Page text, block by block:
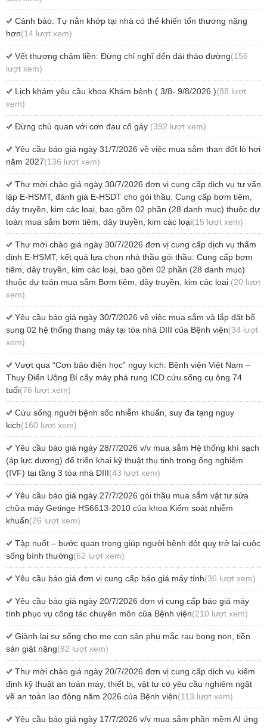
Cảnh báo: Tự nắn khớp tại nhà có thể khiến tổn thương nặng
hơn(14 lượt xem)
Vết thương chậm liền: Đừng chỉ nghĩ đến đái tháo đường(156
lượt xem)
Lịch khám yêu cầu khoa Khám bệnh ( 3/8- 9/8/2026 )(88 lượt
xem)
Đừng chủ quan với cơn đau cổ gáy (392 lượt xem)
Yêu cầu báo giá ngày 31/7/2026 về việc mua sắm than đốt lò hơi
năm 2027(136 lượt xem)
Thư mời chào giá ngày 30/7/2026 đơn vị cung cấp dịch vụ tư vấn
lập E-HSMT, đánh giá E-HSDT cho gói thầu: Cung cấp bơm tiêm,
dây truyền, kim các loại, bao gồm 02 phần (28 danh mục) thuộc dự
toán mua sắm bơm tiêm, dây truyền, kim các loại(15 lượt xem)
Thư mời chào giá ngày 30/7/2026 đơn vị cung cấp dịch vụ thẩm
định E-HSMT, kết quả lựa chọn nhà thầu gói thầu: Cung cấp bơm
tiêm, dây truyền, kim các loại, bao gồm 02 phần (28 danh mục)
thuộc dự toán mua sắm Bơm tiêm, dây truyền, kim các loại (20 lượt
xem)
Yêu cầu báo giá ngày 30/7/2026 về việc mua sắm và lắp đặt bổ
sung 02 hệ thống thang máy tại tòa nhà DIII của Bệnh viện(34 lượt
xem)
Vượt qua “Cơn bão điện học” nguy kịch: Bệnh viện Việt Nam –
Thụy Điển Uông Bí cấy máy phá rung ICD cứu sống cụ ông 74
tuổi(76 lượt xem)
Cứu sống người bệnh sốc nhiễm khuẩn, suy đa tạng nguy
kịch(160 lượt xem)
Yêu cầu báo giá ngày 28/7/2026 v/v mua sắm Hệ thống khí sạch
(áp lực dương) để triển khai kỹ thuật thụ tinh trong ống nghiệm
(IVF) tại tầng 3 tòa nhà DIII(43 lượt xem)
Yêu cầu báo giá ngày 27/7/2026 gói thầu mua sắm vật tư sửa
chữa máy Getinge HS6613-2010 của khoa Kiểm soát nhiễm
khuẩn(26 lượt xem)
Tập nuốt – bước quan trọng giúp người bệnh đột quỵ trở lại cuộc
sống bình thường(62 lượt xem)
Yêu cầu báo giá đơn vị cung cấp báo giá máy tính(36 lượt xem)
Yêu cầu báo giá ngày 20/7/2026 đơn vị cung cấp báo giá máy
tính phục vụ công tác chuyên môn của Bệnh viện(210 lượt xem)
Giành lại sự sống cho mẹ con sản phụ mắc rau bong non, tiền
sản giật nặng(82 lượt xem)
Thư mời chào giá ngày 20/7/2026 đơn vị cung cấp dịch vụ kiểm
định kỹ thuật an toàn máy, thiết bị, vật tư có yêu cầu nghiêm ngặt
về an toàn lao động năm 2026 của Bệnh viện(113 lượt xem)
Yêu cầu báo giá ngày 17/7/2026 v/v mua sắm phần mềm AI ứng